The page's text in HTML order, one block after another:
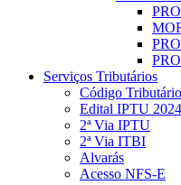
Serviços Tributários
Código
Edital IPTU 2024
2ª Via IPTU
2ª Via ITBI
Alvarás
Acesso NFS-E